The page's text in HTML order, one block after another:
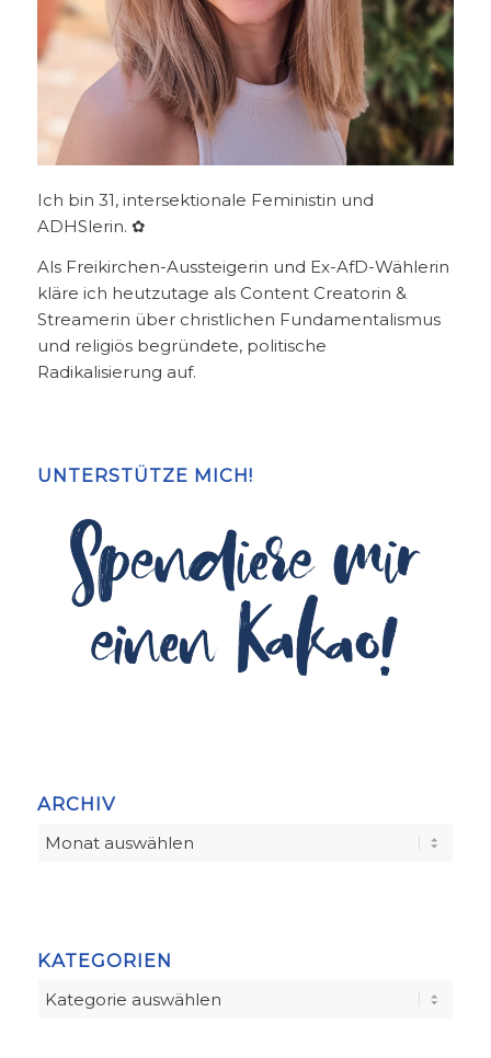
Ich bin 31, intersektionale Feministin und
ADHSlerin. ✿
Als Freikirchen-Aussteigerin und Ex-AfD-Wählerin
kläre ich heutzutage als Content Creatorin &
Streamerin über christlichen Fundamentalismus
und religiös begründete, politische
Radikalisierung auf.
UNTERSTÜTZE MICH!
ARCHIV
KATEGORIEN
Kategorien